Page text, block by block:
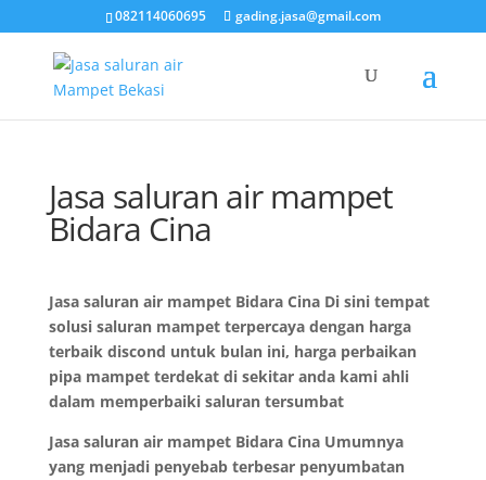
082114060695 gading.jasa@gmail.com
Jasa saluran air mampet
Bidara Cina
Jasa saluran air mampet Bidara Cina Di sini tempat
solusi saluran mampet terpercaya dengan harga
terbaik discond untuk bulan ini, harga perbaikan
pipa mampet terdekat di sekitar anda kami ahli
dalam memperbaiki saluran tersumbat
Jasa saluran air mampet Bidara Cina Umumnya
yang menjadi penyebab terbesar penyumbatan